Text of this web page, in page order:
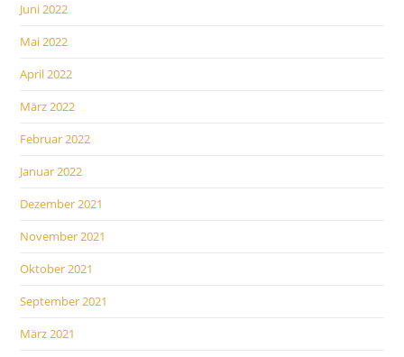
Juni 2022
Mai 2022
April 2022
März 2022
Februar 2022
Januar 2022
Dezember 2021
November 2021
Oktober 2021
September 2021
März 2021